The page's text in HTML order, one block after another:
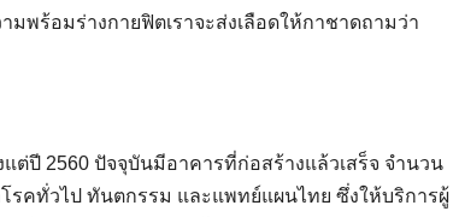
พร้อมร่างกายฟิตเราจะส่งเลือดให้กาชาดถามว่า
ปี 2560 ปัจจุบันมีอาคารที่ก่อสร้างแล้วเสร็จ จำนวน
รคทั่วไป ทันตกรรม และแพทย์แผนไทย ซึ่งให้บริการผู้